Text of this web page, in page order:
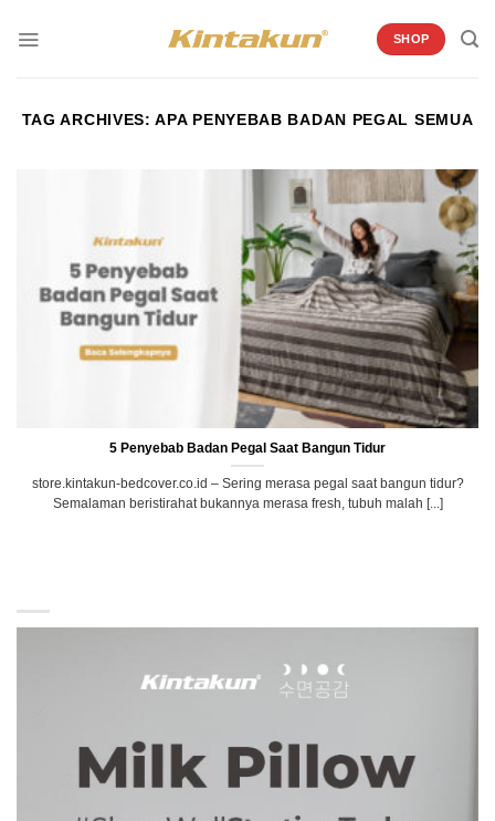
SHOP
TAG ARCHIVES:APA PENYEBAB BADAN PEGAL SEMUA
5 Penyebab Badan Pegal Saat Bangun Tidur
store.kintakun-bedcover.co.id – Sering merasa pegal saat bangun tidur?
Semalaman beristirahat bukannya merasa fresh, tubuh malah [...]